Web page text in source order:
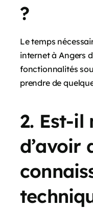
?
Le temps
internet à Angers
fonctionnalités
prendre de
2. Est-il
d’avoir